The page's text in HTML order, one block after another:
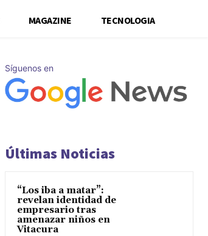
MAGAZINE TECNOLOGIA
Síguenos en
Últimas Noticias
“Los iba a matar”:
revelan identidad de
empresario tras
amenazar niños en
Vitacura